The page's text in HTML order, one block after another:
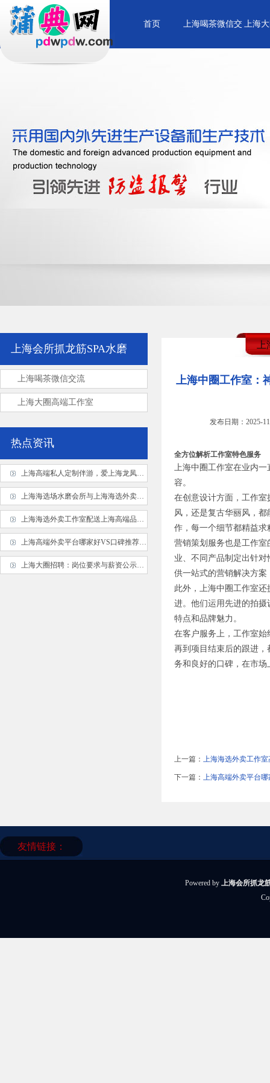
首页 上海喝茶微信交 上海
上
上海中圈工作室：
发布日期：2025-
全方位解析工作室特色服务
上海中圈工作室在业内
容。
在创意设计方面，工作
风，还是复古华丽风，
作，每一个细节都精益
营销策划服务也是工作
业、不同产品制定出针
供一站式的营销解决方
此外，上海中圈工作室
进。他们运用先进的拍
特点和品牌魅力。
在客户服务上，工作室
再到项目结束后的跟进
务和良好的口碑，在市
上一篇：上海海选外卖工作
下一篇：上海高端外卖平台
上海会所抓龙筋SPA水磨
上海喝茶微信交流
上海大圈高端工作室
热点资讯
上海高端私人定制伴游，爱上海龙凤花千坊专属服务
上海海选场水磨会所与上海海选外卖QQ：服务方式选择指南
上海海选外卖工作室配送上海高端品茶外卖实录
上海高端外卖平台哪家好VS口碑推荐：信息谁更全？
上海大圈招聘：岗位要求与薪资公示_470
友情链接：
Powered by 上海会所抓龙